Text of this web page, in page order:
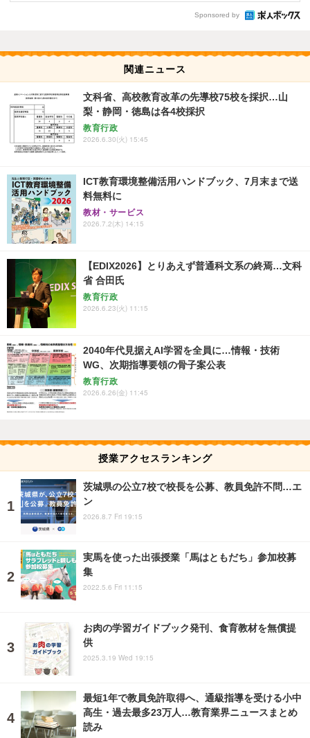
Sponsored by
関連ニュース
文科省、高校教育改革の先導校75校を採択…山
梨・静岡・徳島は各4校採択
教育行政
2026.6.30(火) 15:45
ICT教育環境整備活用ハンドブック、7月末まで送
料無料に
教材・サービス
2026.7.2(木) 14:15
【EDIX2026】とりあえず普通科文系の終焉…文科
省 合田氏
教育行政
2026.6.23(火) 11:15
2040年代見据えAI学習を全員に…情報・技術
WG、次期指導要領の骨子案公表
教育行政
2026.6.26(金) 11:45
授業アクセスランキング
茨城県の公立7校で校長を公募、教員免許不問…エ
ン
2026.8.7 Fri 19:15
実馬を使った出張授業「馬はともだち」参加校募
集
2022.5.6 Fri 11:15
お肉の学習ガイドブック発刊、食育教材を無償提
供
2025.3.19 Wed 19:15
最短1年で教員免許取得へ、通級指導を受ける小中
高生・過去最多23万人…教育業界ニュースまとめ
読み